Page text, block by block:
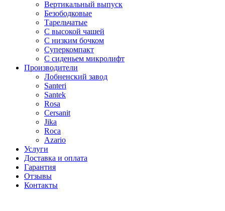
Вертикальный выпуск
Безободковые
Тарельчатые
С высокой чашей
С низким бочком
Суперкомпакт
С сиденьем микролифт
Производители
Лобненский завод
Santeri
Santek
Rosa
Cersanit
Jika
Roca
Azario
Услуги
Доставка и оплата
Гарантия
Отзывы
Контакты